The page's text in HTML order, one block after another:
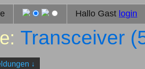
Hallo Gast login
Transceiver (
↓